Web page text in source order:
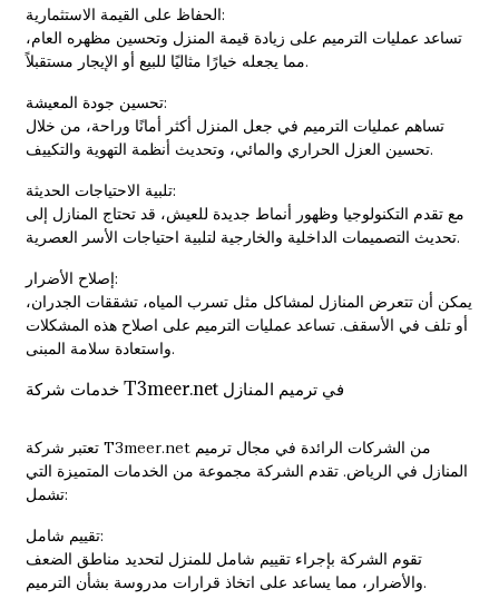
الحفاظ على القيمة الاستثمارية:
تساعد عمليات الترميم على زيادة قيمة المنزل وتحسين مظهره العام،
مما يجعله خيارًا مثاليًا للبيع أو الإيجار مستقبلاً.
تحسين جودة المعيشة:
تساهم عمليات الترميم في جعل المنزل أكثر أمانًا وراحة، من خلال
تحسين العزل الحراري والمائي، وتحديث أنظمة التهوية والتكييف.
تلبية الاحتياجات الحديثة:
مع تقدم التكنولوجيا وظهور أنماط جديدة للعيش، قد تحتاج المنازل إلى
تحديث التصميمات الداخلية والخارجية لتلبية احتياجات الأسر العصرية.
إصلاح الأضرار:
يمكن أن تتعرض المنازل لمشاكل مثل تسرب المياه، تشققات الجدران،
أو تلف في الأسقف. تساعد عمليات الترميم على اصلاح هذه المشكلات
واستعادة سلامة المبنى.
خدمات شركة T3meer.net في ترميم المنازل
تعتبر شركة T3meer.net من الشركات الرائدة في مجال ترميم
المنازل في الرياض. تقدم الشركة مجموعة من الخدمات المتميزة التي
تشمل:
تقييم شامل:
تقوم الشركة بإجراء تقييم شامل للمنزل لتحديد مناطق الضعف
والأضرار، مما يساعد على اتخاذ قرارات مدروسة بشأن الترميم.